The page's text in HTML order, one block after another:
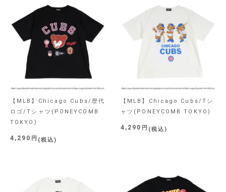
【MLB】Chicago Cubs/歴代
ロゴ/Tシャツ(PONEYCOMB
TOKYO)
4,290 税込
【MLB】Chicago Cubs/Tシ
ャツ(PONEYCOMB TOKYO)
4,290 税込